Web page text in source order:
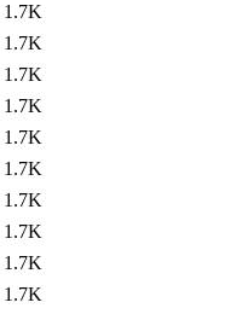
1.7K
1.7K
1.7K
1.7K
1.7K
1.7K
1.7K
1.7K
1.7K
1.7K